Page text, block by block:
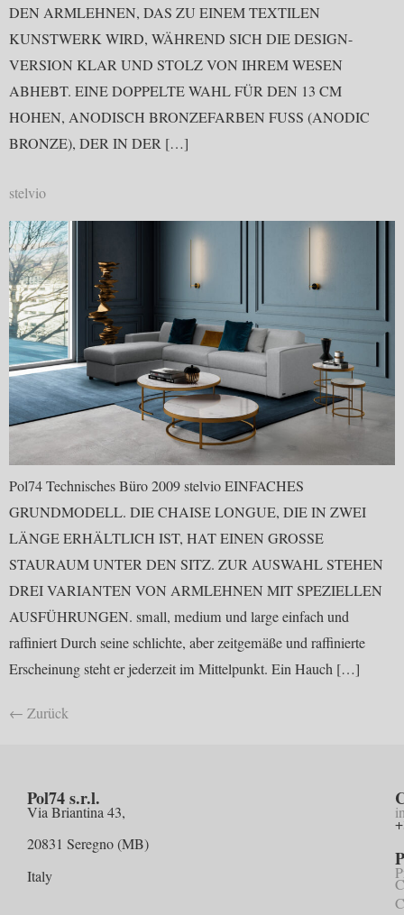
DEN ARMLEHNEN, DAS ZU EINEM TEXTILEN
KUNSTWERK WIRD, WÄHREND SICH DIE DESIGN-
VERSION KLAR UND STOLZ VON IHREM WESEN
ABHEBT. EINE DOPPELTE WAHL FÜR DEN 13 CM
HOHEN, ANODISCH BRONZEFARBEN FUSS (ANODIC
BRONZE), DER IN DER […]
stelvio
Pol74 Technisches Büro 2009 stelvio EINFACHES
GRUNDMODELL. DIE CHAISE LONGUE, DIE IN ZWEI
LÄNGE ERHÄLTLICH IST, HAT EINEN GROSSE
STAURAUM UNTER DEN SITZ. ZUR AUSWAHL STEHEN
DREI VARIANTEN VON ARMLEHNEN MIT SPEZIELLEN
AUSFÜHRUNGEN. small, medium und large einfach und
raffiniert Durch seine schlichte, aber zeitgemäße und raffinierte
Erscheinung steht er jederzeit im Mittelpunkt. Ein Hauch […]
← Zurück
Pol74 s.r.l.
Via Briantina 43,
20831 Seregno (MB)
Italy